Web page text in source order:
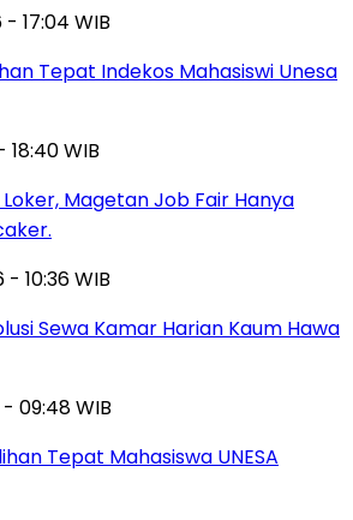
- 17:04 WIB
Tepat Indekos Mahasiswi Unesa
18:40 WIB
Loker, Magetan Job Fair Hanya
10:36 WIB
Sewa Kamar Harian Kaum Hawa
09:48 WIB
Tepat Mahasiswa UNESA